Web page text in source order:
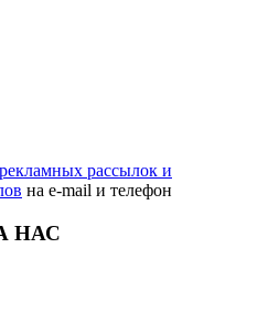
рекламных рассылок и
на e‑mail и телефон
НАС